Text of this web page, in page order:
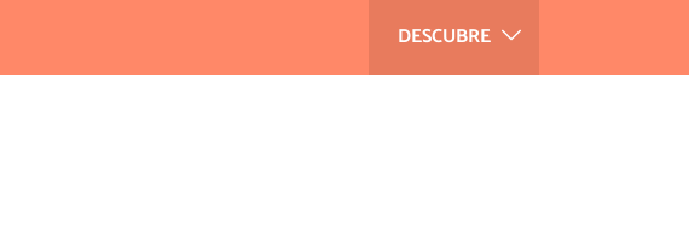
DESCUBRE